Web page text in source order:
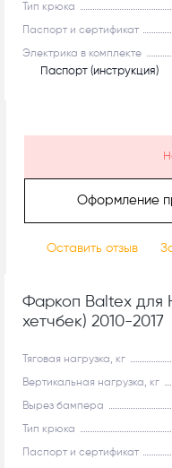
Тип крюка
Паспорт и сертификат
Электрика в комплекте
Паспорт (инструкция)
Оформление
Оставить отзыв
Фаркоп Baltex для
хетчбек) 2010-2017
Рекомендуем
Тяговая нагрузка, кг
Вертикальная нагрузка, кг
Вырез бампера
Тип крюка
Паспорт и сертификат